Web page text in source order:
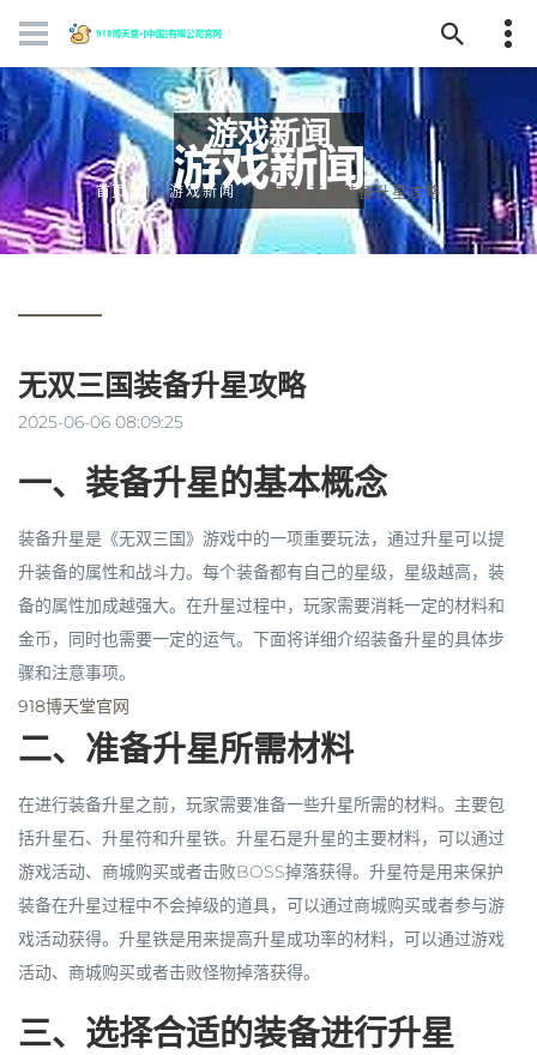
游戏新闻
首页 游戏新闻 无双三国装备升星攻略
无双三国装备升星攻略
2025-06-06 08:09:25
一、装备升星的基本概念
装备升星是《无双三国》游戏中的一项重要玩法，通过升星可以提
升装备的属性和战斗力。每个装备都有自己的星级，星级越高，装
备的属性加成越强大。在升星过程中，玩家需要消耗一定的材料和
金币，同时也需要一定的运气。下面将详细介绍装备升星的具体步
骤和注意事项。
918博天堂官网
二、准备升星所需材料
在进行装备升星之前，玩家需要准备一些升星所需的材料。主要包
括升星石、升星符和升星铁。升星石是升星的主要材料，可以通过
游戏活动、商城购买或者击败BOSS掉落获得。升星符是用来保护
装备在升星过程中不会掉级的道具，可以通过商城购买或者参与游
戏活动获得。升星铁是用来提高升星成功率的材料，可以通过游戏
活动、商城购买或者击败怪物掉落获得。
三、选择合适的装备进行升星